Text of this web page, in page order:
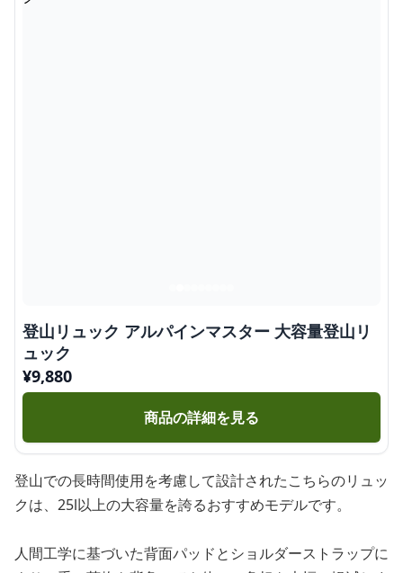
登山リュック アルパインマスター 大容量登山リ
ュック
¥9,880
商品の詳細を見る
登山での長時間使用を考慮して設計されたこちらのリュッ
クは、25l以上の大容量を誇るおすすめモデルです。
人間工学に基づいた背面パッドとショルダーストラップに